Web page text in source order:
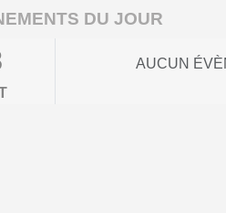
DU JOUR
AUCUN